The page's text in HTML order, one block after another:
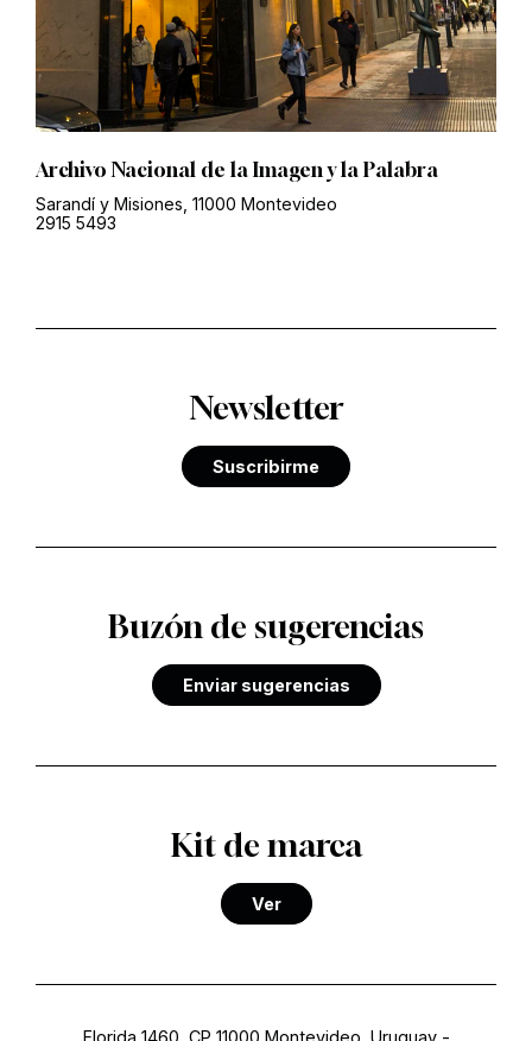
Archivo Nacional de la Imagen y la Palabra
Sarandí y Misiones, 11000 Montevideo
2915 5493
Newsletter
Suscribirme
Buzón de sugerencias
Enviar sugerencias
Kit de marca
Ver
Florida 1460, CP 11000 Montevideo, Uruguay-